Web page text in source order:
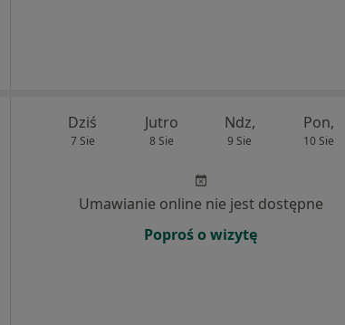
Dziś
7 Sie
Jutro
8 Sie
Ndz,
9 Sie
Pon,
10 Sie
Umawianie online nie jest dostępne
Poproś o wizytę